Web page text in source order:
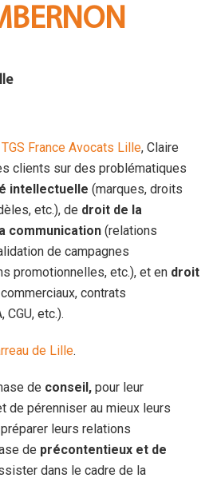
TGS France Avocats Lille, Claire
clients sur des problématiques
intellectuelle (marques, droits
etc.), de droit de la
communication (relations
de campagnes
promotionnelles, etc.), et en droit
contrats
CGU, etc.).
de Lille.
de conseil, pour leur
de pérenniser au mieux leurs
leurs relations
de précontentieux et de
dans le cadre de la